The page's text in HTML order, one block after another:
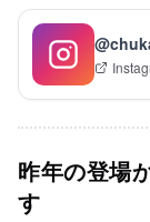
昨年の登場
す